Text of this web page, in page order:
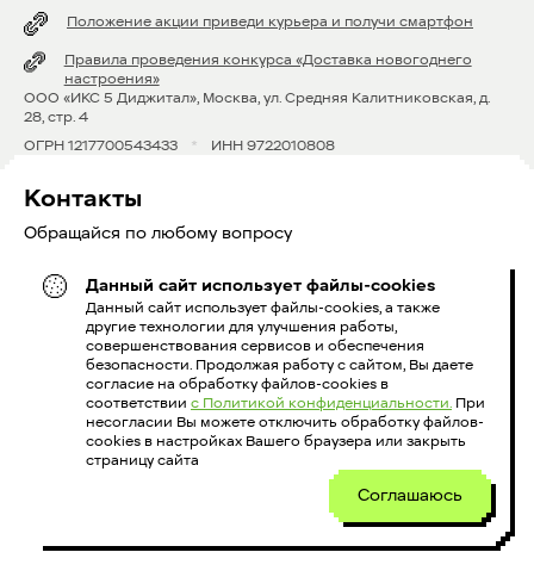
Положение акции приведи курьера и получи смартфон
Правила проведения конкурса «Доставка новогоднего
настроения»
OOO «ИКС 5 Диджитал», Москва, ул. Средняя Калитниковская, д.
28, стр. 4
ОГРН 1217700543433
* ИНН 9722010808
Контакты
Обращайся по любому вопросу
8 800 600 39 52
courierx5@x5.ru
Голосовой информатор:
Данный сайт использует файлы-cookies
Данный сайт использует файлы-cookies, а также
другие технологии для улучшения работы,
совершенствования сервисов и обеспечения
безопасности. Продолжая работу с сайтом, Вы даете
согласие на обработку файлов-cookies в
соответствии с Политикой конфиденциальности. При
несогласии Вы можете отключить обработку файлов-
cookies в настройках Вашего браузера или закрыть
страницу сайта
Соглашаюсь